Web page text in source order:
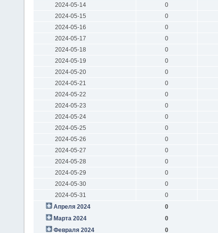
2024-05-14
0
2024-05-15
0
2024-05-16
0
2024-05-17
0
2024-05-18
0
2024-05-19
0
2024-05-20
0
2024-05-21
0
2024-05-22
0
2024-05-23
0
2024-05-24
0
2024-05-25
0
2024-05-26
0
2024-05-27
0
2024-05-28
0
2024-05-29
0
2024-05-30
0
2024-05-31
0
Апреля 2024
0
Марта 2024
0
Февраля 2024
0